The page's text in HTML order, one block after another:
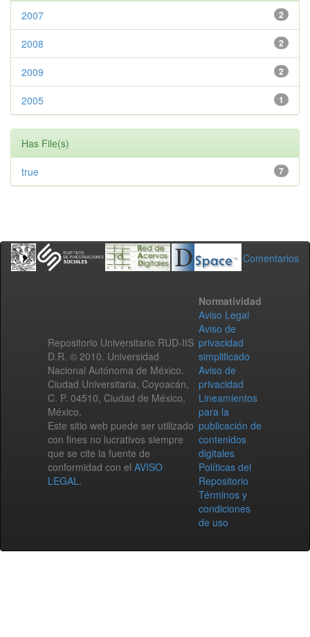
2
2007
2
2008
2
2009
1
2005
Has File(s)
7
true
Comentarios
Repositorio Universitario RUD-IIS
D.R. © 2010. Universidad
Nacional Autónoma de México.
Ciudad Universitaria, Coyoacán,
C. P. 04510, Ciudad de México,
México.
Este sitio web puede ser utilizado
con fines no lucrativos siempre
que se cite la fuente de
conformidad con el AVISO
LEGAL.
Normatividad
Aviso Legal
Aviso de
privacidad
simplificado
Aviso de
privacidad
Lineamientos
para la
publicación de
contenidos
digitales
Políticas del
Repositorio
Términos y
condiciones
de uso